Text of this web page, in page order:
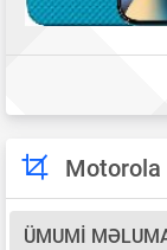
Motorola
ÜMUMI